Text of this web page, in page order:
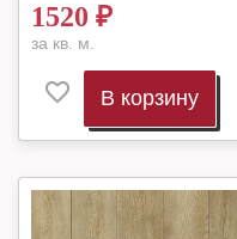
1520 ₽
за кв. м.
В корзину